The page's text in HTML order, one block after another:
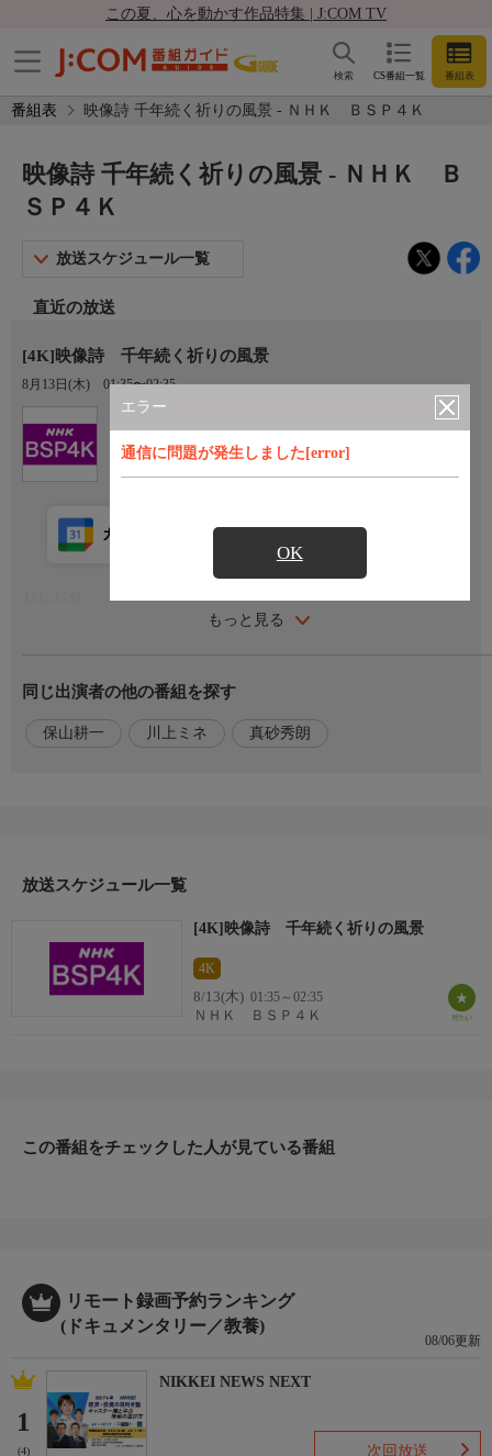
この夏、心を動かす作品特集 | J:COM TV
CS番組一覧 番組表
検索
番組表 映像詩 千年続く祈りの風景 - ＮＨＫ ＢＳＰ４Ｋ
エラー
通信に問題が発生しました[error]
OK
映像詩 千年続く祈りの風景 - ＮＨＫ Ｂ
ＳＰ４Ｋ
放送スケジュール一覧
直近の放送
[4K]映像詩 千年続く祈りの風景
8月13日(木) 01:35〜02:35
もっと見る
カレンダー登録 アプリ視聴
春日大社、興福寺、東大寺、薬師寺…青空のもと、紅葉を透かし
て届く秋の光。奈良で出会う、一期一会の光景。談山神社・十三
重塔に風花が舞い、冬の訪れを告げる。吉野・金峯山寺に祈りの
出演者
原作・脚本
キーワード１
キーワード２
同じ出演者の他の番組を探す
保山耕一 川上ミネ 真砂秀朗
放送スケジュール一覧
[4K]映像詩 千年続く祈りの風景
4K
8/13(木) 01:35～02:35
ＮＨＫ ＢＳＰ４Ｋ
この番組をチェックした人が見ている番組
リモート録画予約ランキング
(ドキュメンタリー／教養)
08/06更新
1
(4)
NIKKEI NEWS NEXT
次回放送